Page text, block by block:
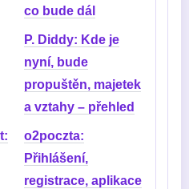
co bude dál
P. Diddy: Kde je
nyní, bude
propuštěn, majetek
a vztahy – přehled
o2poczta:
Přihlášení,
registrace, aplikace